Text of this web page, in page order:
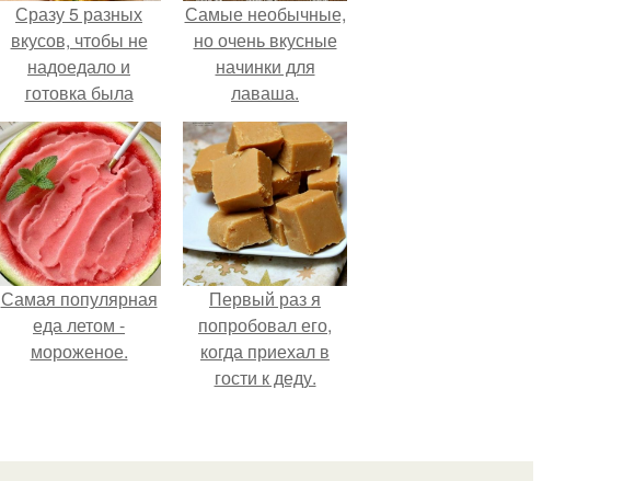
Сразу 5 разных
вкусов, чтобы не
надоедало и
готовка была
проще.
Самые необычные,
но очень вкусные
начинки для
лаваша.
Самая популярная
еда летом -
мороженое.
Первый раз я
попробовал его,
когда приехал в
гости к деду.